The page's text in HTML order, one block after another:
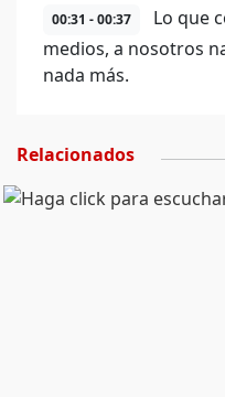
00:31 - 00:37
Lo que
medios, a nosotros
nada más.
Relacionados